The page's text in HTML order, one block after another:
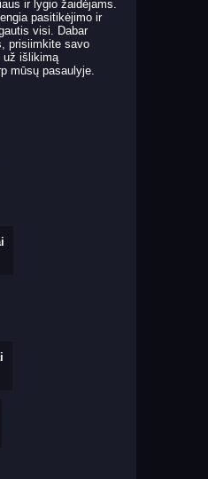
ir lygio žaidėjams.
pasitikėjimo ir
visi. Dabar
prisiimkite savo
už išlikimą
mūsų pasaulyje.